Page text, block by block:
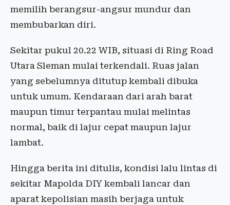
memilih berangsur-angsur mundur dan
membubarkan diri.
Sekitar pukul 20.22 WIB, situasi di Ring Road
Utara Sleman mulai terkendali. Ruas jalan
yang sebelumnya ditutup kembali dibuka
untuk umum. Kendaraan dari arah barat
maupun timur terpantau mulai melintas
normal, baik di lajur cepat maupun lajur
lambat.
Hingga berita ini ditulis, kondisi lalu lintas di
sekitar Mapolda DIY kembali lancar dan
aparat kepolisian masih berjaga untuk